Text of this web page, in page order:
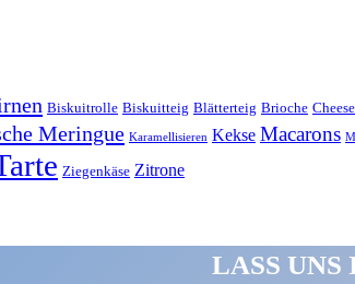
Biskuitrolle Biskuitteig Blätterteig Brioche
Meringue Karamellisieren Kekse Macarons
Ziegenkäse Zitrone
LASS